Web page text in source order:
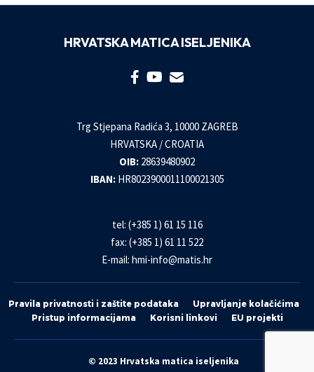
HRVATSKA MATICA ISELJENIKA
Trg Stjepana Radića 3, 10000 ZAGREB
HRVATSKA / CROATIA
OIB: 28639480902
IBAN: HR8023900011100021305
tel: (+385 1) 61 15 116
fax: (+385 1) 61 11 522
E-mail: hmi-info@matis.hr
Pravila privatnosti i zaštite podataka
Upravljanje kolačićima
Pristup informacijama
Korisni linkovi EU projekti
© 2023 Hrvatska matica iseljenika